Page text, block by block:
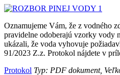
Oznamujeme Vám, že z vodného
pravidelne odoberajú vzorky vody
ukázali, že voda vyhovuje
91/2023 Z.z. Protokol nájdete v
Protokol Typ: PDF dokument,